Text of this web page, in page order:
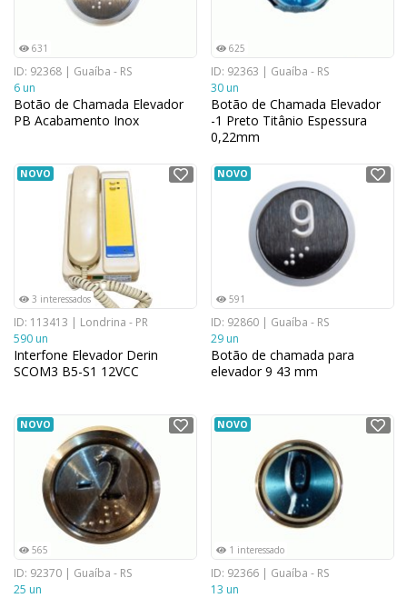
631
ID: 92368 | Guaíba - RS
6 un
Botão de Chamada Elevador
PB Acabamento Inox
625
ID: 92363 | Guaíba - RS
30 un
Botão de Chamada Elevador
-1 Preto Titânio Espessura
0,22mm
NOVO
3 interessados
ID: 113413 | Londrina - PR
590 un
Interfone Elevador Derin
SCOM3 B5-S1 12VCC
NOVO
591
ID: 92860 | Guaíba - RS
29 un
Botão de chamada para
elevador 9 43 mm
NOVO
565
ID: 92370 | Guaíba - RS
25 un
NOVO
1 interessado
ID: 92366 | Guaíba - RS
13 un